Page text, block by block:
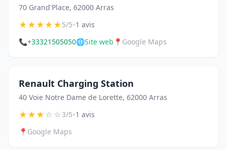
70 Grand'Place, 62000 Arras
★★★★★5/5•1 avis
📞+33321505050🌐Site web 📍 Google Maps
Renault Charging Station
40 Voie Notre Dame de Lorette, 62000 Arras
★★★☆☆3/5•1 avis
📍 Google Maps